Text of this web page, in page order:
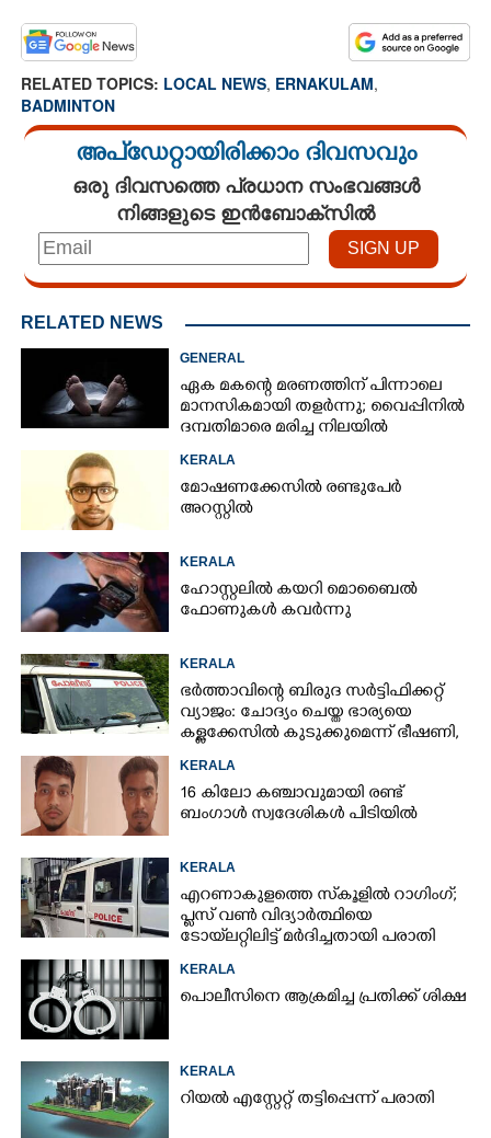
RELATED TOPICS: LOCAL NEWS, ERNAKULAM,
BADMINTON
അപ്ഡേറ്റായിരിക്കാം ദിവസവും
ഒരു ദിവസത്തെ പ്രധാന സംഭവങ്ങൾ
നിങ്ങളുടെ ഇൻബോക്സിൽ
RELATED NEWS
GENERAL
ഏക മകന്റെ മരണത്തിന് പിന്നാലെ
മാനസികമായി തളർന്നു; വൈപ്പിനിൽ
ദമ്പതിമാരെ മരിച്ച നിലയിൽ
KERALA
മോഷണക്കേസിൽ രണ്ടുപേർ
അറസ്റ്റിൽ
KERALA
ഹോസ്റ്റലിൽ കയറി മൊബൈൽ
ഫോണുകൾ കവർന്നു
KERALA
ഭർത്താവിന്റെ ബിരുദ സർട്ടിഫിക്കറ്റ്
വ്യാജം: ചോദ്യം ചെയ്ത ഭാര്യയെ
കള്ളക്കേസിൽ കുടുക്കുമെന്ന് ഭീഷണി,
KERALA
16 കിലോ കഞ്ചാവുമായി രണ്ട്
ബംഗാൾ സ്വദേശികൾ പിടിയിൽ
KERALA
എറണാകുളത്തെ സ്‌കൂളിൽ റാഗിംഗ്;
പ്ലസ് വൺ വിദ്യാർത്ഥിയെ
ടോയ്‌ലറ്റിലിട്ട് മർദിച്ചതായി പരാതി
KERALA
പൊലീസിനെ ആക്രമിച്ച പ്രതിക്ക് ശിക്ഷ
KERALA
റിയൽ എസ്റ്റേറ്റ് തട്ടിപ്പെന്ന് പരാതി